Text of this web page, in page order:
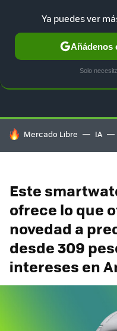
GUÍA DE
HOY SE HABLA DE
Mercado Libre IA
Este
ofrece lo que
novedad a
desde 309
intereses en
Ya puedes ver
Añádenos
Solo